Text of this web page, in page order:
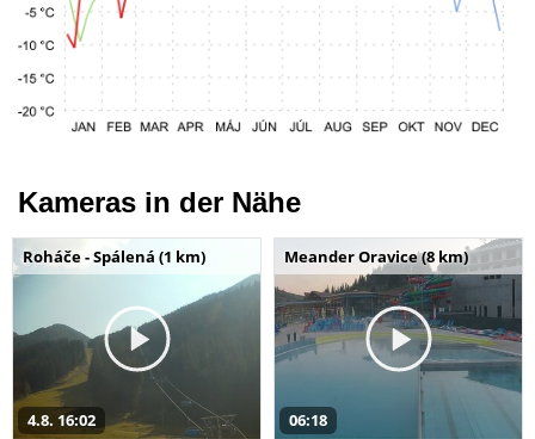
Kameras in der Nähe
Roháče - Spálená (1 km)
4.8. 16:02
Meander Oravice (8 km)
06:18